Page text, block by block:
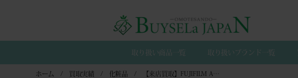
取り扱い商品一覧 取り扱いブランド一覧
ホーム 買取実績 化粧品 【来店買取】FUJIFILM ASTALIFT アスタリフト 化粧品3点の買取